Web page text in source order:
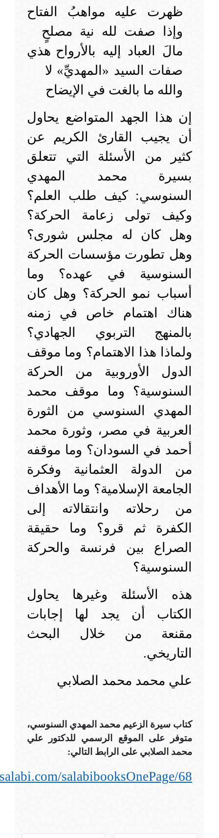
ظهرت عليه مواهبُ الفتاح
وإذا صفت لله نية مصلحٍ
مالَ العباد إليه بالأرواح هذي
صفات السيد «المهديِّ» لا
والله ما بالغت في الإيضاح
إن هذا الجهد المتواضع يحاول
أن يجيب القارئ الكريم عن
كثير من الأسئلة التي تتعلق
بسيرة محمد المهدي
السنوسي: كيف طلب العلم؟
وكيف تولى زعامة الحركة؟
وهل كان له مجلس شورى؟
وهل تطورت مؤسسات الحركة
السنوسية في عهده؟ وما
أسباب نمو الحركة؟ وهل كان
هناك اهتمام خاص في زمنه
بالمنهج التربوي الجهادي؟
ولماذا هذا الاهتمام؟ وما موقف
الدول الأوروبية من الحركة
السنوسية؟ وما موقف محمد
المهدي السنوسي من الثورة
العربية في مصر، وثورة محمد
أحمد في السودان؟ وما موقفه
من الدولة العثمانية وفكرة
الجامعة الإسلامية؟ وما الأهداف
من رحلاته وانتقالاته إلى
الكفرة ثم قرو؟ وما حقيقة
الصراع بين فرنسة والحركة
السنوسية؟
هذه الأسئلة وغيرها يحاول
الكتاب أن يجد لها إجابات
مقنعة من خلال البحث
التاريخي.
علي محمد محمد الصلابي
كتاب سيرة الزعيم محمد المهدي السنوسي،
متوفر على الموقع الرسمي للدكتور علي
محمد الصلابي على الرابط التالي:
salabibooksOnePage/68